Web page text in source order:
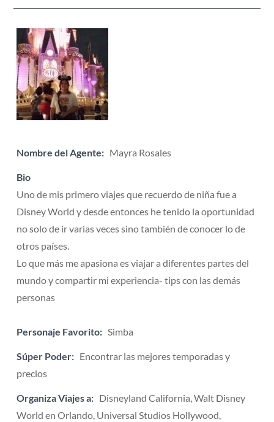
Nombre del Agente: Mayra Rosales
Bio
Uno de mis primero viajes que recuerdo de niña fue a
Disney World y desde entonces he tenido la oportunidad
no solo de ir varias veces sino también de conocer lo de
otros países.
Lo que más me apasiona es viajar a diferentes partes del
mundo y compartir mi experiencia- tips con las demás
personas
Personaje Favorito: Simba
Súper Poder: Encontrar las mejores temporadas y
precios
Organiza Viajes a: Disneyland California, Walt Disney
World en Orlando, Universal Studios Hollywood,